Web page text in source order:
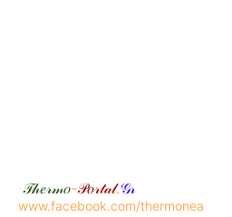
𝒯𝒽𝑒𝓇𝓂𝑜-𝒫𝑜𝓇𝓉𝒶𝓁.𝒢𝓇
www.facebook.com/thermonea